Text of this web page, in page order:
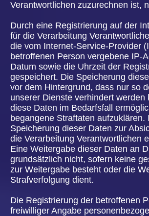
8. KONTAKTMÖGLICHKEIT ÜBER DIE
Die Internetseite der Volksbühne Hanau e.V.
enthält aufgrund von gesetzlichen Vorschriften
Angaben, die eine schnelle elektronische
Kontaktaufnahme zu unserem Unternehmen sowie
eine unmittelbare Kommunikation mit uns
ermöglichen, was ebenfalls eine allgemeine
Adresse der sogenannten elektronischen Post (E-
Mail-Adresse) umfasst. Sofern eine betroffene
Person per E-Mail oder über ein Kontaktformular
den Kontakt mit dem für die Verarbeitung
Verantwortlichen aufnimmt, werden die von der
betroffenen Person übermittelten
personenbezogenen Daten automatisch
gespeichert. Solche auf freiwilliger Basis von einer
betroffenen Person an den für die Verarbeitung
Verantwortlichen übermittelten
personenbezogenen Daten werden für Zwecke der
Bearbeitung oder der Kontaktaufnahme zur
betroffenen Person gespeichert. Es erfolgt keine
Weitergabe dieser personenbezogenen Daten an
Dritte.
SPERRUNG VON PERSONENBEZOGENEN
DATEN